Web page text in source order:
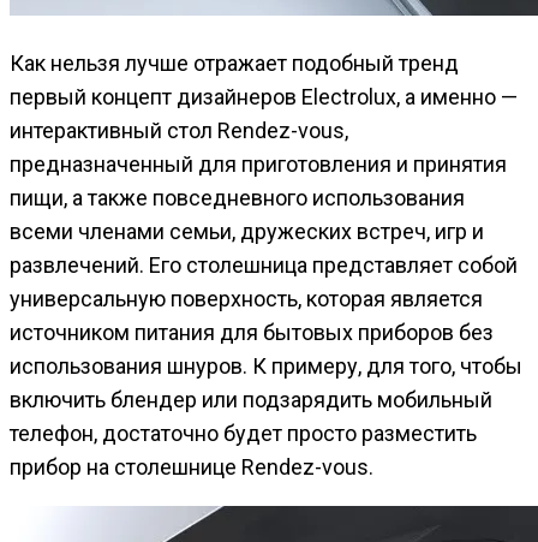
Как нельзя лучше отражает подобный тренд
первый концепт дизайнеров Electrolux, а именно —
интерактивный стол Rendez-vous,
предназначенный для приготовления и принятия
пищи, а также повседневного использования
всеми членами семьи, дружеских встреч, игр и
развлечений. Его столешница представляет собой
универсальную поверхность, которая является
источником питания для бытовых приборов без
использования шнуров. К примеру, для того, чтобы
включить блендер или подзарядить мобильный
телефон, достаточно будет просто разместить
прибор на столешнице Rendez-vous.